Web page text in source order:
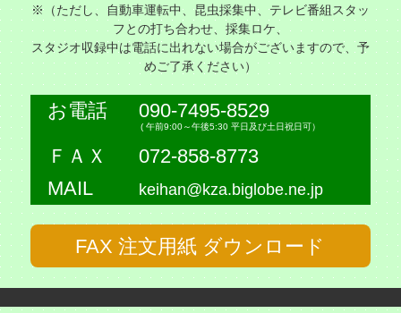
※（ただし、自動車運転中、昆虫採集中、テレビ番組スタッ
フとの打ち合わせ、採集ロケ、
スタジオ収録中は電話に出れない場合がございますので、予
めご了承ください）
お電話 090-7495-8529
( 午前9:00～午後5:30 平日及び土日祝日可）
ＦＡＸ
072-858-8773
MAIL
keihan@kza.biglobe.ne.jp
FAX 注文用紙 ダウンロード